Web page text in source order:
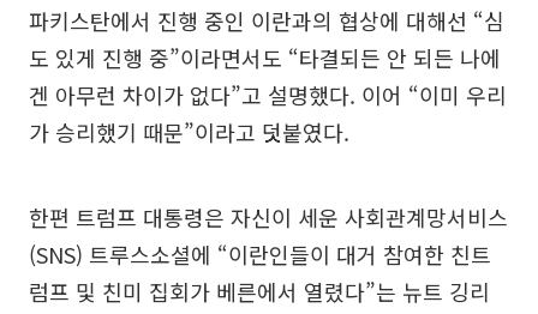
파키스탄에서 진행 중인 이란과의 협상에 대해선 “심
도 있게 진행 중”이라면서도 “타결되든 안 되든 나에
겐 아무런 차이가 없다”고 설명했다. 이어 “이미 우리
가 승리했기 때문”이라고 덧붙였다.
한편 트럼프 대통령은 자신이 세운 사회관계망서비스
(SNS) 트루스소셜에 “이란인들이 대거 참여한 친트
럼프 및 친미 집회가 베른에서 열렸다”는 뉴트 깅리